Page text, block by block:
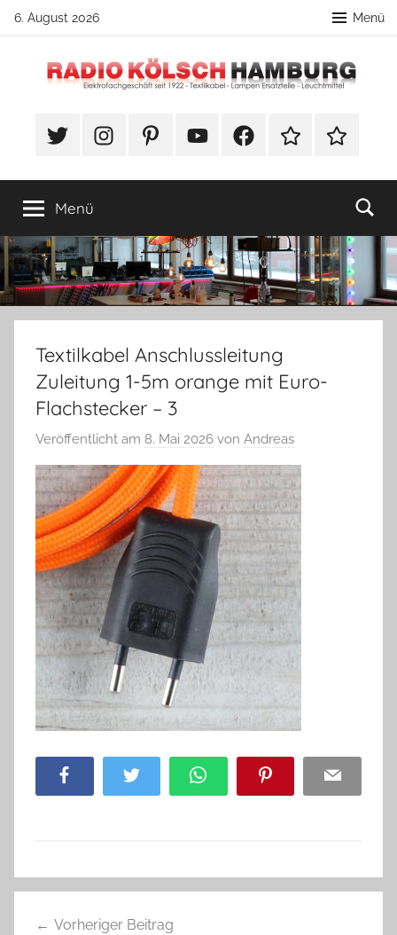
Zum
springen
6. August 2026 Menü
Radio
Hamburg
Lampenbau
#TwitterInstagramPinterestYouTubeFacebookTikTok Webshop
Menü
Textilkabel Anschlussleitung
Zuleitung 1-5m orange mit Euro-
Flachstecker – 3
Veröffentlicht am 8. Mai 2026 von Andreas
Facebook Twitter WhatsApp Pinterest Email
Vorheriger Beitrag